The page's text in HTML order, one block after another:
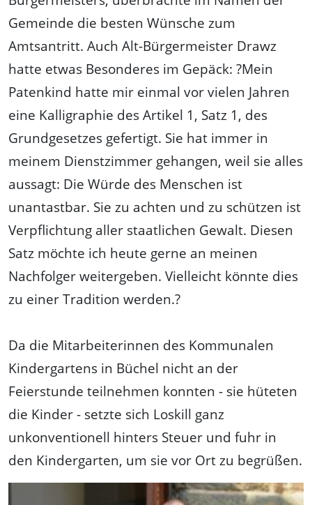
Gemeinde die besten Wünsche zum
Amtsantritt. Auch Alt-Bürgermeister Drawz
hatte etwas Besonderes im Gepäck: ?Mein
Patenkind hatte mir einmal vor vielen Jahren
eine Kalligraphie des Artikel 1, Satz 1, des
Grundgesetzes gefertigt. Sie hat immer in
meinem Dienstzimmer gehangen, weil sie alles
aussagt: Die Würde des Menschen ist
unantastbar. Sie zu achten und zu schützen ist
Verpflichtung aller staatlichen Gewalt. Diesen
Satz möchte ich heute gerne an meinen
Nachfolger weitergeben. Vielleicht könnte dies
zu einer Tradition werden.?
Da die Mitarbeiterinnen des Kommunalen
Kindergartens in Büchel nicht an der
Feierstunde teilnehmen konnten - sie hüteten
die Kinder - setzte sich Loskill ganz
unkonventionell hinters Steuer und fuhr in
den Kindergarten, um sie vor Ort zu begrüßen.